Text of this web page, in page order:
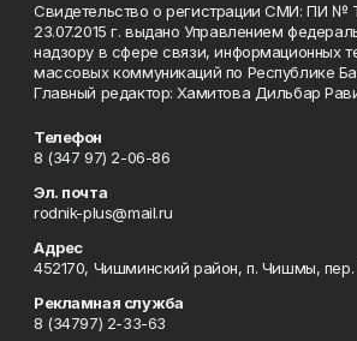
Свидетельство о регистрации СМИ: ПИ №
23.07.2015 г. выдано Управлением
надзору в сфере связи, информационных
массовых коммуникаций по Республике
Главный редактор: Хамитова Дильбар
Телефон
8 (347 97) 2-06-86
Эл. почта
rodnik-plus@mail.ru
Адрес
452170, Чишминский район, п. Чишмы, пер.
Рекламная служба
8 (34797) 2-33-63